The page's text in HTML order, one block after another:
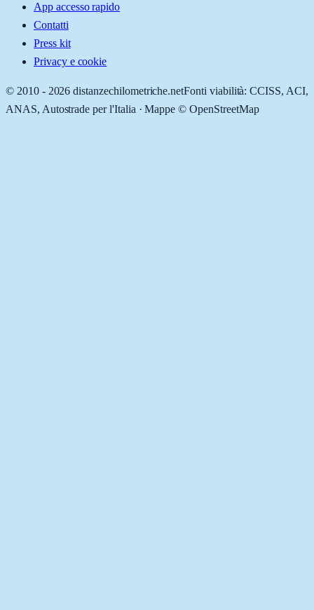
App accesso rapido
Contatti
Press kit
Privacy e cookie
© 2010 - 2026 distanzechilometriche.netFonti viabilità: CCISS, ACI,
ANAS, Autostrade per l'Italia · Mappe © OpenStreetMap